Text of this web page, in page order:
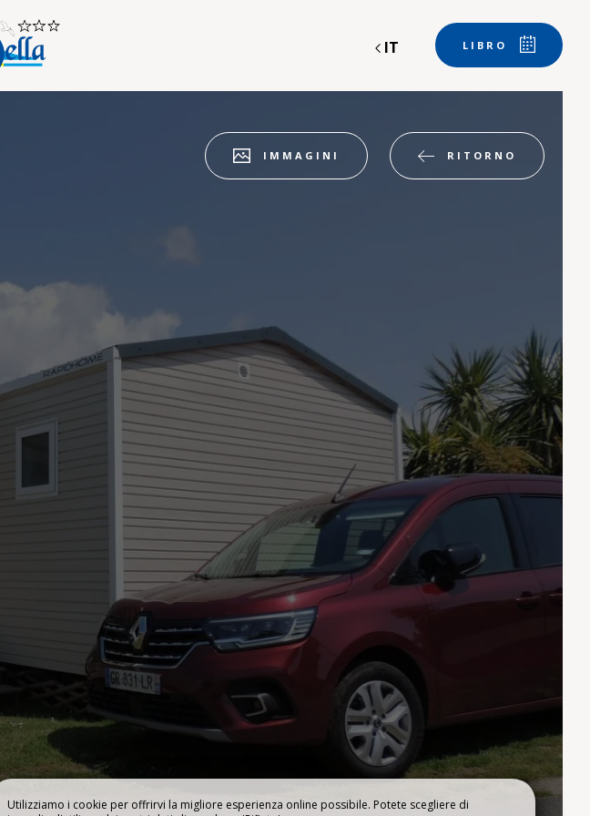
LIBRO
IT
I NOSTRI ALLOGGI
LA NOSTRA AREA
ACQUATICA
LIBRO
IMMAGINI RITORNO
Utilizziamo i cookie per offrirvi la migliore esperienza online possibile. Potete scegliere di